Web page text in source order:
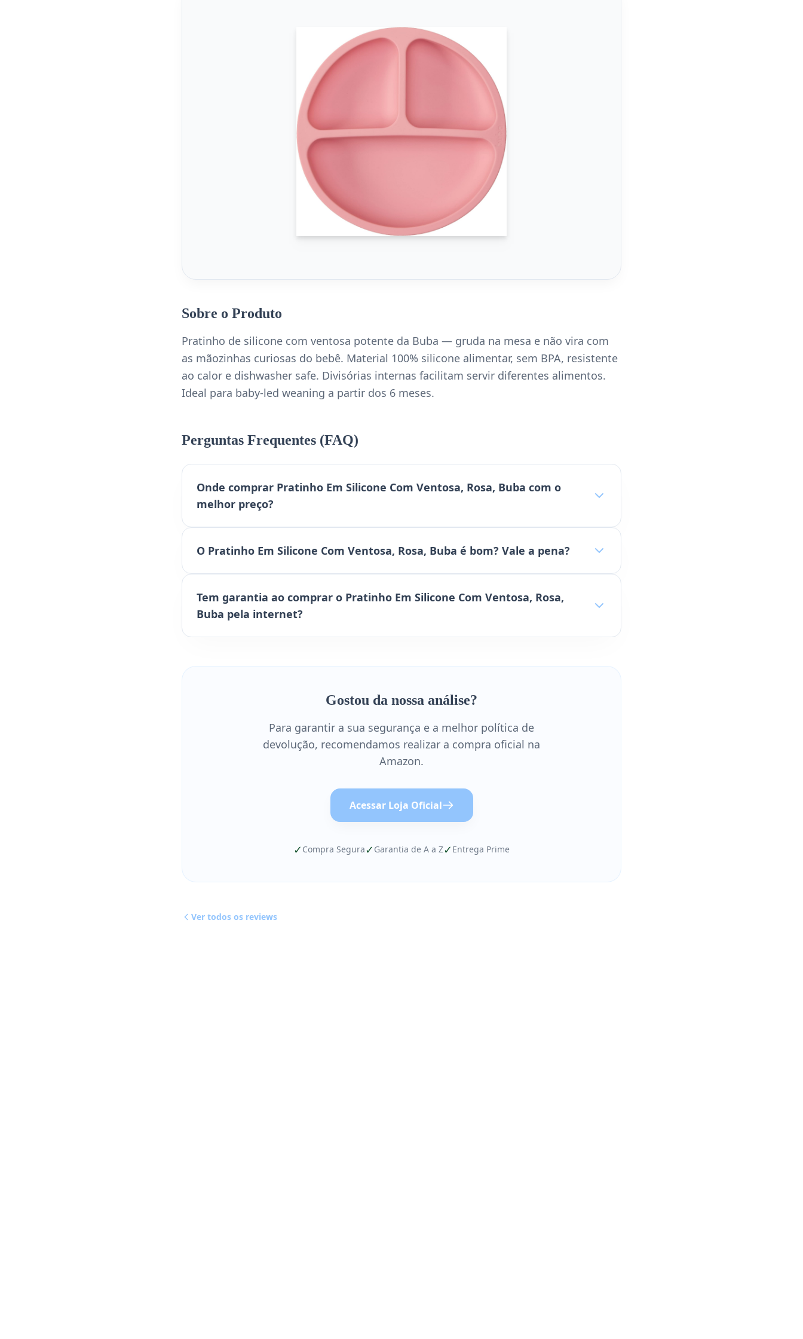
Sobre o Produto
Pratinho de silicone com ventosa potente da Buba — gruda na mesa e não vira com
as mãozinhas curiosas do bebê. Material 100% silicone alimentar, sem BPA, resistente
ao calor e dishwasher safe. Divisórias internas facilitam servir diferentes alimentos.
Ideal para baby-led weaning a partir dos 6 meses.
Perguntas Frequentes (FAQ)
Onde comprar Pratinho Em Silicone Com Ventosa, Rosa, Buba com o
melhor preço?
O Pratinho Em Silicone Com Ventosa, Rosa, Buba é bom? Vale a pena?
Tem garantia ao comprar o Pratinho Em Silicone Com Ventosa, Rosa,
Buba pela internet?
Gostou da nossa análise?
Para garantir a sua segurança e a melhor política de
devolução, recomendamos realizar a compra oficial na
Amazon.
Acessar Loja Oficial
✓ Compra Segura✓ Garantia de A a Z✓ Entrega Prime
Ver todos os reviews